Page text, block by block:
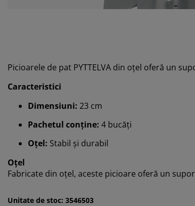
Picioarele de pat PYTTELVA din oțel oferă un
Caracteristici
Dimensiuni: 23 cm
Pachetul conține: 4 bucăți
Oțel: Stabil și durabil
Oțel
Fabricate din oțel, aceste picioare oferă un
Unitate de stoc: 3546503